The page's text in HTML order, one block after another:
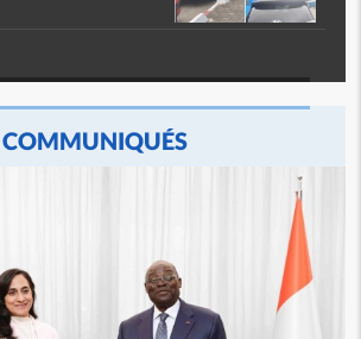
COMMUNIQUÉS